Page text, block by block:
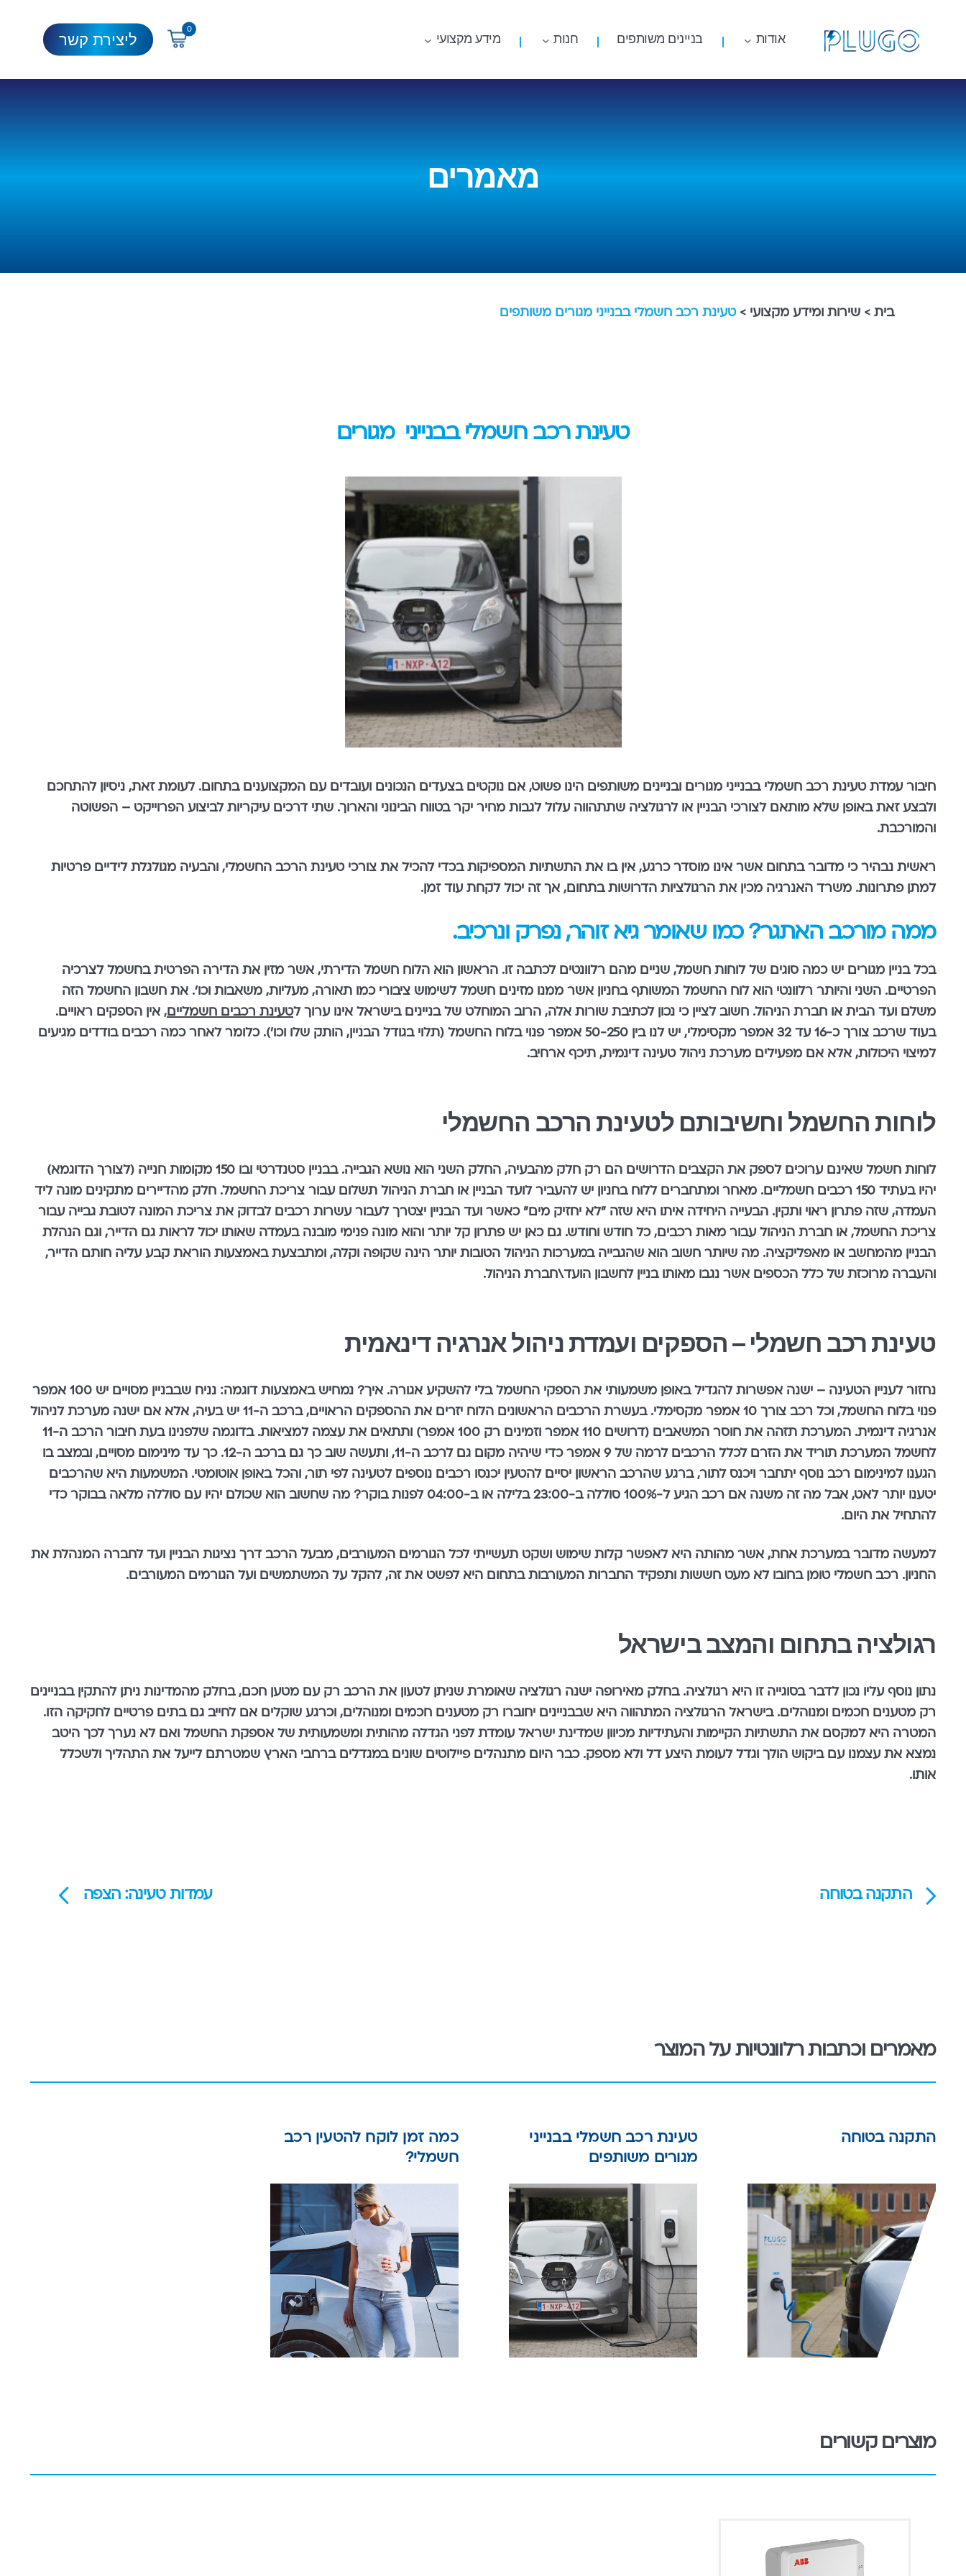
0
ליצירת קשר מידע מקצועי חנות בניינים משותפים אודות
מאמרים
בית > שירות ומידע מקצועי >טעינת רכב חשמלי בבנייני מגורים משותפים
טעינת רכב חשמלי בבנייני מגורים
חיבור עמדת טעינת רכב חשמלי בבנייני מגורים ובניינים משותפים הינו פשוט, אם נוקטים בצעדים הנכונים ועובדים עם המקצוענים בתחום. לעומת זאת, ניסיון להתחכם
ולבצע זאת באופן שלא מותאם לצורכי הבניין או לרגולציה שתתהווה עלול לגבות מחיר יקר בטווח הבינוני והארוך. שתי דרכים עיקריות לביצוע הפרוייקט – הפשוטה
והמורכבת.
ראשית נבהיר כי מדובר בתחום אשר אינו מוסדר כרגע, אין בו את התשתיות המספיקות בכדי להכיל את צורכי טעינת הרכב החשמלי, והבעיה מגולגלת לידיים פרטיות
למתן פתרונות. משרד האנרגיה מכין את הרגולציות הדרושות בתחום, אך זה יכול לקחת עוד זמן.
ממה מורכב האתגר? כמו שאומר גיא זוהר, נפרק ונרכיב.
בכל בניין מגורים יש כמה סוגים של לוחות חשמל, שניים מהם רלוונטים לכתבה זו. הראשון הוא הלוח חשמל הדירתי, אשר מזין את הדירה הפרטית בחשמל לצרכיה
הפרטיים. השני והיותר רלוונטי הוא לוח החשמל המשותף בחניון אשר ממנו מזינים חשמל לשימוש ציבורי כמו תאורה, מעליות, משאבות וכו'. את חשבון החשמל הזה
משלם ועד הבית או חברת הניהול. חשוב לציין כי נכון לכתיבת שורות אלה, הרוב המוחלט של בניינים בישראל אינו ערוך לטעינת רכבים חשמליים, אין הספקים ראויים.
בעוד שרכב צורך כ-16 עד 32 אמפר מקסימלי, יש לנו בין 50-250 אמפר פנוי בלוח החשמל (תלוי בגודל הבניין, הותק שלו וכו'). כלומר לאחר כמה רכבים בודדים מגיעים
למיצוי היכולות, אלא אם מפעילים מערכת ניהול טעינה דינמית, תיכף ארחיב.
לוחות החשמל וחשיבותם לטעינת הרכב החשמלי
לוחות חשמל שאינם ערוכים לספק את הקצבים הדרושים הם רק חלק מהבעיה, החלק השני הוא נושא הגבייה. בבניין סטנדרטי ובו 150 מקומות חנייה (לצורך הדוגמא)
יהיו בעתיד 150 רכבים חשמליים. מאחר ומתחברים ללוח בחניון יש להעביר לועד הבניין או חברת הניהול תשלום עבור צריכת החשמל. חלק מהדיירים מתקינים מונה ליד
העמדה, שזה פתרון ראוי ותקין. הבעייה היחידה איתו היא שזה "לא יחזיק מים" כאשר ועד הבניין יצטרך לעבור עשרות רכבים לבדוק את צריכת המונה לטובת גבייה עבור
צריכת החשמל, או חברת הניהול עבור מאות רכבים, כל חודש וחודש. גם כאן יש פתרון קל יותר והוא מונה פנימי מובנה בעמדה שאותו יכול לראות גם הדייר, וגם הנהלת
הבניין מהמחשב או מאפליקציה. מה שיותר חשוב הוא שהגבייה במערכות הניהול הטובות יותר הינה שקופה וקלה, ומתבצעת באמצעות הוראת קבע עליה חותם הדייר,
והעברה מרוכזת של כלל הכספים אשר נגבו מאותו בניין לחשבון הועד\חברת הניהול.
טעינת רכב חשמלי – הספקים ועמדת ניהול אנרגיה דינאמית
נחזור לעניין הטעינה – ישנה אפשרות להגדיל באופן משמעותי את הספקי החשמל בלי להשקיע אגורה. איך? נמחיש באמצעות דוגמה: נניח שבבניין מסויים יש 100 אמפר
פנוי בלוח החשמל, וכל רכב צורך 10 אמפר מקסימלי. בעשרת הרכבים הראשונים הלוח יזרים את ההספקים הראויים, ברכב ה-11 יש בעיה, אלא אם ישנה מערכת לניהול
אנרגיה דינמית. המערכת תזהה את חוסר המשאבים (דרושים 110 אמפר וזמינים רק 100 אמפר) ותתאים את עצמה למציאות. בדוגמה שלפנינו בעת חיבור הרכב ה-11
לחשמל המערכת תוריד את הזרם לכלל הרכבים לרמה של 9 אמפר כדי שיהיה מקום גם לרכב ה-11, ותעשה שוב כך גם ברכב ה-12. כך עד מינימום מסויים, ובמצב בו
הגענו למינימום רכב נוסף יתחבר ויכנס לתור, ברגע שהרכב הראשון יסיים להטעין יכנסו רכבים נוספים לטעינה לפי תור, והכל באופן אוטומטי. המשמעות היא שהרכבים
יטענו יותר לאט, אבל מה זה משנה אם רכב הגיע ל-100% סוללה ב-23:00 בלילה או ב-04:00 לפנות בוקר? מה שחשוב הוא שכולם יהיו עם סוללה מלאה בבוקר כדי
להתחיל את היום.
למעשה מדובר במערכת אחת, אשר מהותה היא לאפשר קלות שימוש ושקט תעשייתי לכל הגורמים המעורבים, מבעל הרכב דרך נציגות הבניין ועד לחברה המנהלת את
החניון. רכב חשמלי טומן בחובו לא מעט חששות ותפקיד החברות המעורבות בתחום היא לפשט את זה, להקל על המשתמשים ועל הגורמים המעורבים.
רגולציה בתחום והמצב בישראל
נתון נוסף עליו נכון לדבר בסוגייה זו היא רגולציה. בחלק מאירופה ישנה רגולציה שאומרת שניתן לטעון את הרכב רק עם מטען חכם, בחלק מהמדינות ניתן להתקין בבניינים
רק מטענים חכמים ומנוהלים. בישראל הרגולציה המתהווה היא שבבניינים יחוברו רק מטענים חכמים ומנוהלים, וכרגע שוקלים אם לחייב גם בתים פרטיים לחקיקה הזו.
המטרה היא למקסם את התשתיות הקיימות והעתידיות מכיוון שמדינת ישראל עומדת לפני הגדלה מהותית ומשמעותית של אספקת החשמל ואם לא נערך לכך היטב
נמצא את עצמנו עם ביקוש הולך וגדל לעומת היצע דל ולא מספק. כבר היום מתנהלים פיילוטים שונים במגדלים ברחבי הארץ שמטרתם לייעל את התהליך ולשכלל
אותו.
התקנה בטוחה עמדות טעינה: הצפה
מאמרים וכתבות רלוונטיות על המוצר
התקנה בטוחה
טעינת רכב חשמלי בבנייני
מגורים משותפים
כמה זמן לוקח להטעין רכב
חשמלי?
מוצרים קשורים